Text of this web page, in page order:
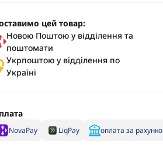
цей товар:
Новою Поштою у відділення та
поштомати
Укрпоштою у відділення по
Україні
NovaPay LiqPay оплата за